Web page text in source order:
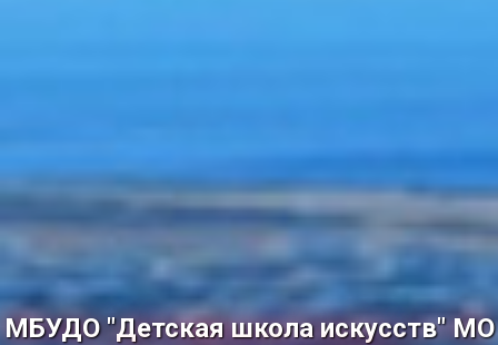
МБУДО "Детская школа искусств" МО